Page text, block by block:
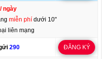
ngày
miễn phídưới 10"
liên mạng
290 ĐĂNG KÝ